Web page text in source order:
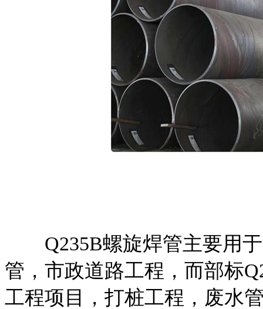
Q235B螺旋焊管主要用于
管，市政道路工程，而部标
工程项目，打桩工程，废水